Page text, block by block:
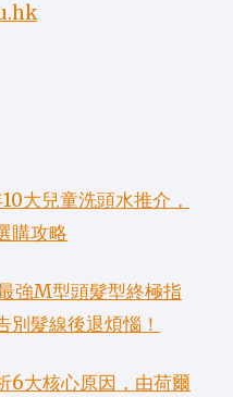
大兒童洗頭水推介，
購攻略
強M型頭髮型終極指
髮線後退煩惱！
6大核心原因，由荷爾